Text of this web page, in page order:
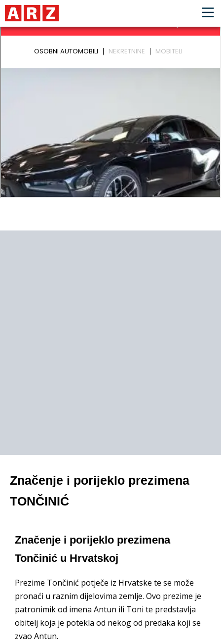
Značenje i porijeklo prezimena
TONČINIĆ
Značenje i porijeklo prezimena
Tončinić u Hrvatskoj
Prezime Tončinić potječe iz Hrvatske te se može
pronaći u raznim dijelovima zemlje. Ovo prezime je
patronimik od imena Antun ili Toni te predstavlja
obitelj koja je potekla od nekog od predaka koji se
zvao Antun.